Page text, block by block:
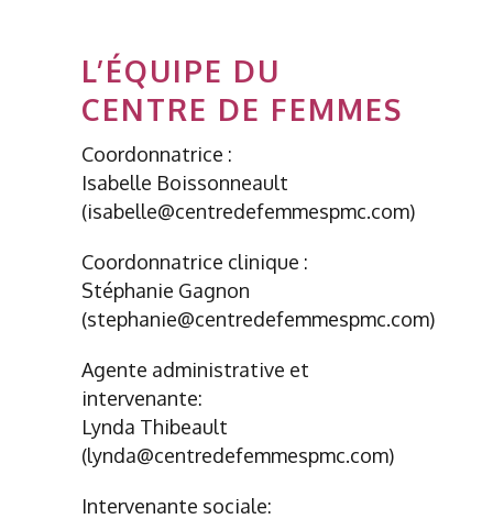
L’ÉQUIPE DU
CENTRE DE FEMMES
Coordonnatrice :
Isabelle Boissonneault
(isabelle@centredefemmespmc.com)
Coordonnatrice clinique :
Stéphanie Gagnon
(stephanie@centredefemmespmc.com)
Agente administrative et
intervenante:
Lynda Thibeault
(lynda@centredefemmespmc.com)
Intervenante sociale: